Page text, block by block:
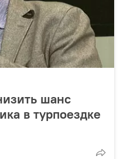
шанс
в турпоездке